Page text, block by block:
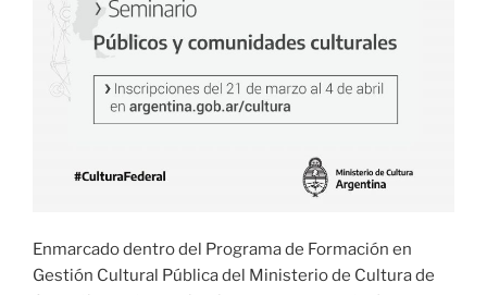
Enmarcado dentro del Programa de Formación en
Gestión Cultural Pública del Ministerio de Cultura de